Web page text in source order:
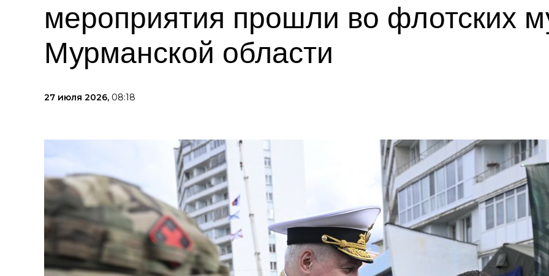
мероприятия прошли во флотских
Мурманской области
27 июля 2026, 08:18